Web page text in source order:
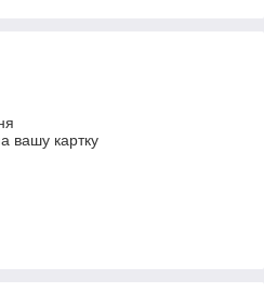
вашу картку